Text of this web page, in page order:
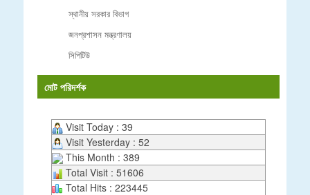
স্থানীয় সরকার বিভাগ
জনপ্রশাসন মন্ত্রণালয়
সিপিটিউ
মোট পরিদর্শক
Visit Today : 39
Visit Yesterday : 52
This Month : 389
Total Visit : 51606
Total Hits : 223445